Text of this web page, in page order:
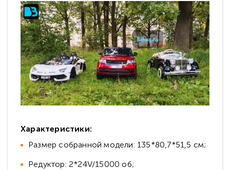
Характеристики:
Размер собранной модели: 135*80,7*51,5 см;
Редуктор: 2*24V/15000 об;